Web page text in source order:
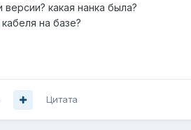
версии? какая нанка была?
на базе?
Цитата